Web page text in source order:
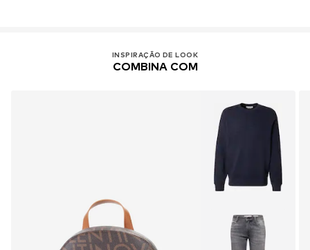
INSPIRAÇÃO DE LOOK
COMBINA COM